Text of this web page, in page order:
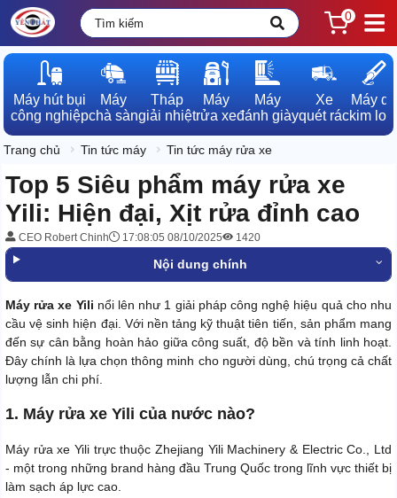
0
Máy hút bụi
công nghiệp
Máy
chà sàn
Tháp
giải nhiệt
Máy
rửa xe
Máy
đánh giày
Xe
quét rác
Máy dò
kim loại
Trang chủ Tin tức máy Tin tức máy rửa xe
Top 5 Siêu phẩm máy rửa xe
Yili: Hiện đại, Xịt rửa đỉnh cao
CEO Robert Chinh 17:08:05 08/10/2025 1420
Nội dung chính
Máy rửa xe Yili nổi lên như 1 giải pháp công nghệ hiệu quả cho nhu
cầu vệ sinh hiện đại. Với nền tảng kỹ thuật tiên tiến, sản phẩm mang
đến sự cân bằng hoàn hảo giữa công suất, độ bền và tính linh hoạt.
Đây chính là lựa chọn thông minh cho người dùng, chú trọng cả chất
lượng lẫn chi phí.
1. Máy rửa xe Yili của nước nào?
Máy rửa xe Yili trực thuộc Zhejiang Yili Machinery & Electric Co., Ltd
- một trong những brand hàng đầu Trung Quốc trong lĩnh vực thiết bị
làm sạch áp lực cao.